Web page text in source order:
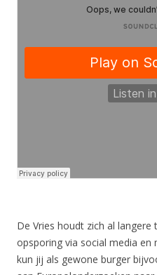
De Vries houdt zich al
opsporing via social media en
kun jij als gewone burger